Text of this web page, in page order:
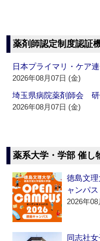
薬剤師認定制度認証
日本プライマリ・ケ
2026年08月07日 (金)
埼玉県病院薬剤師会
2026年08月07日 (金)
薬系大学・学部 催し
徳島文
ャンパ
2026年
同志社